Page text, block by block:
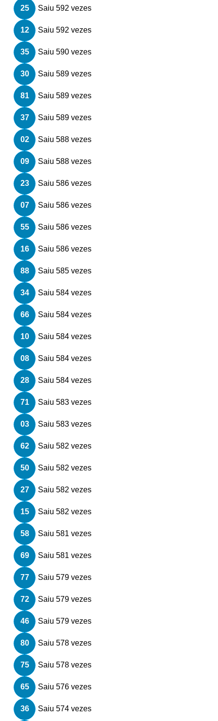
25 Saiu 592 vezes
12 Saiu 592 vezes
35 Saiu 590 vezes
30 Saiu 589 vezes
81 Saiu 589 vezes
37 Saiu 589 vezes
02 Saiu 588 vezes
09 Saiu 588 vezes
23 Saiu 586 vezes
07 Saiu 586 vezes
55 Saiu 586 vezes
16 Saiu 586 vezes
88 Saiu 585 vezes
34 Saiu 584 vezes
66 Saiu 584 vezes
10 Saiu 584 vezes
08 Saiu 584 vezes
28 Saiu 584 vezes
71 Saiu 583 vezes
03 Saiu 583 vezes
62 Saiu 582 vezes
50 Saiu 582 vezes
27 Saiu 582 vezes
15 Saiu 582 vezes
58 Saiu 581 vezes
69 Saiu 581 vezes
77 Saiu 579 vezes
72 Saiu 579 vezes
46 Saiu 579 vezes
80 Saiu 578 vezes
75 Saiu 578 vezes
65 Saiu 576 vezes
36 Saiu 574 vezes